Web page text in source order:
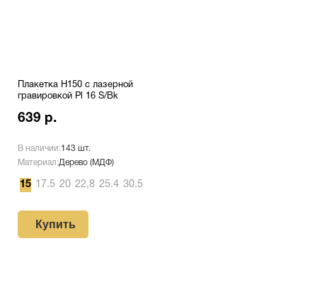
Плакетка H150 с лазерной
гравировкой Pl 16 S/Bk
639 р.
В наличии:143 шт.
Материал:Дерево (МДФ)
15 17.5 20 22,8 25.4 30.5
Купить